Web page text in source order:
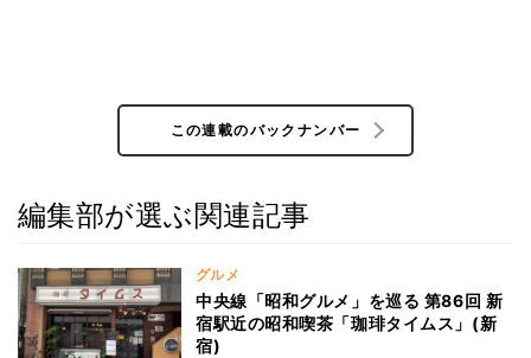
この連載のバックナンバー
編集部が選ぶ関連記事
グルメ
中央線「昭和グルメ」を巡る 第86回 新
宿駅近の昭和喫茶「珈琲タイムス」(新
宿)